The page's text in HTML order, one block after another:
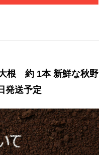
根 約 1本 新鮮な秋野
発送予定